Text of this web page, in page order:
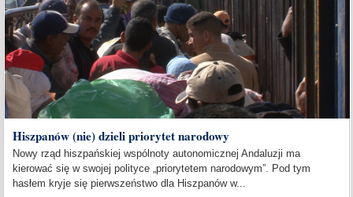
Hiszpanów (nie) dzieli priorytet narodowy
Nowy rząd hiszpańskiej wspólnoty autonomicznej Andaluzji ma
kierować się w swojej polityce „priorytetem narodowym”. Pod tym
hasłem kryje się pierwszeństwo dla Hiszpanów w...